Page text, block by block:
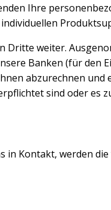
Ihre
Dritte weiter.
Banken (für den
abzurechnen
sind oder es
Kontakt, werden